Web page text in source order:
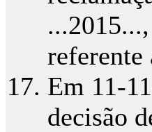
referente
Em 11-
decisão